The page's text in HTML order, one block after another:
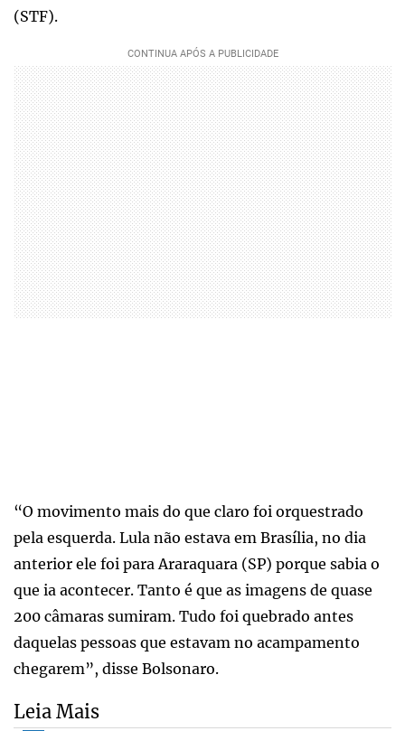
(STF).
“O movimento mais do que claro foi orquestrado
pela esquerda. Lula não estava em Brasília, no dia
anterior ele foi para Araraquara (SP) porque sabia o
que ia acontecer. Tanto é que as imagens de quase
200 câmaras sumiram. Tudo foi quebrado antes
daquelas pessoas que estavam no acampamento
chegarem”, disse Bolsonaro.
Leia Mais